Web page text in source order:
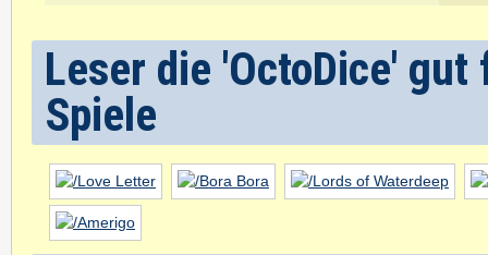
Leser die 'OctoDice'
Spiele